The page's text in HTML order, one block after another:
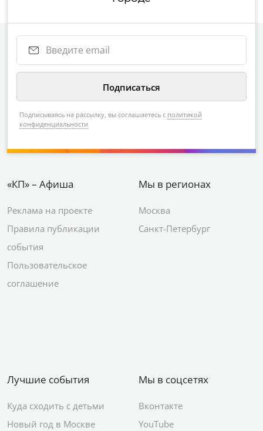
Подписываясь на рассылку, вы соглашаетесь с политикой
конфиденциальности
«КП» – Афиша
Реклама на проекте
Правила публикации
события
Пользовательское
соглашение
Мы в регионах
Москва
Санкт-Петербург
Лучшие события
Куда сходить с детьми
Новый год в Москве
Мы в соцсетях
Вконтакте
YouTube